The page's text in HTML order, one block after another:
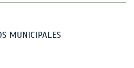
MUNICIPALES